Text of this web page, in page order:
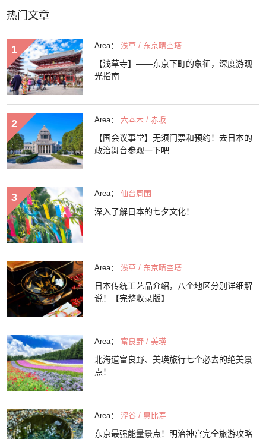
热门文章
Area： 浅草 / 东京晴空塔
【浅草寺】——东京下町的象征，深度游观
光指南
Area： 六本木 / 赤坂
【国会议事堂】无须门票和预约！去日本的
政治舞台参观一下吧
Area： 仙台周围
深入了解日本的七夕文化！
Area： 浅草 / 东京晴空塔
日本传统工艺品介绍，八个地区分别详细解
说！【完整收录版】
Area： 富良野 / 美瑛
北海道富良野、美瑛旅行七个必去的绝美景
点！
Area： 涩谷 / 惠比寿
东京最强能量景点！明治神宫完全旅游攻略